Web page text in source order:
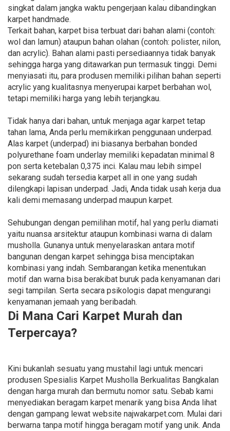
singkat dalam jangka waktu pengerjaan kalau dibandingkan
karpet handmade.
Terkait bahan, karpet bisa terbuat dari bahan alami (contoh:
wol dan lamun) ataupun bahan olahan (contoh: polister, nilon,
dan acrylic). Bahan alami pasti persediaannya tidak banyak
sehingga harga yang ditawarkan pun termasuk tinggi. Demi
menyiasati itu, para produsen memiliki pilihan bahan seperti
acrylic yang kualitasnya menyerupai karpet berbahan wol,
tetapi memiliki harga yang lebih terjangkau.
Tidak hanya dari bahan, untuk menjaga agar karpet tetap
tahan lama, Anda perlu memikirkan penggunaan underpad.
Alas karpet (underpad) ini biasanya berbahan bonded
polyurethane foam underlay memiliki kepadatan minimal 8
pon serta ketebalan 0,375 inci. Kalau mau lebih simpel
sekarang sudah tersedia karpet all in one yang sudah
dilengkapi lapisan underpad. Jadi, Anda tidak usah kerja dua
kali demi memasang underpad maupun karpet.
Sehubungan dengan pemilihan motif, hal yang perlu diamati
yaitu nuansa arsitektur ataupun kombinasi warna di dalam
musholla. Gunanya untuk menyelaraskan antara motif
bangunan dengan karpet sehingga bisa menciptakan
kombinasi yang indah. Sembarangan ketika menentukan
motif dan warna bisa berakibat buruk pada kenyamanan dari
segi tampilan. Serta secara psikologis dapat mengurangi
kenyamanan jemaah yang beribadah.
Di Mana Cari Karpet Murah dan
Terpercaya?
Kini bukanlah sesuatu yang mustahil lagi untuk mencari
produsen Spesialis Karpet Musholla Berkualitas Bangkalan
dengan harga murah dan bermutu nomor satu. Sebab kami
menyediakan beragam karpet menarik yang bisa Anda lihat
dengan gampang lewat website najwakarpet.com. Mulai dari
berwarna tanpa motif hingga beragam motif yang unik. Anda